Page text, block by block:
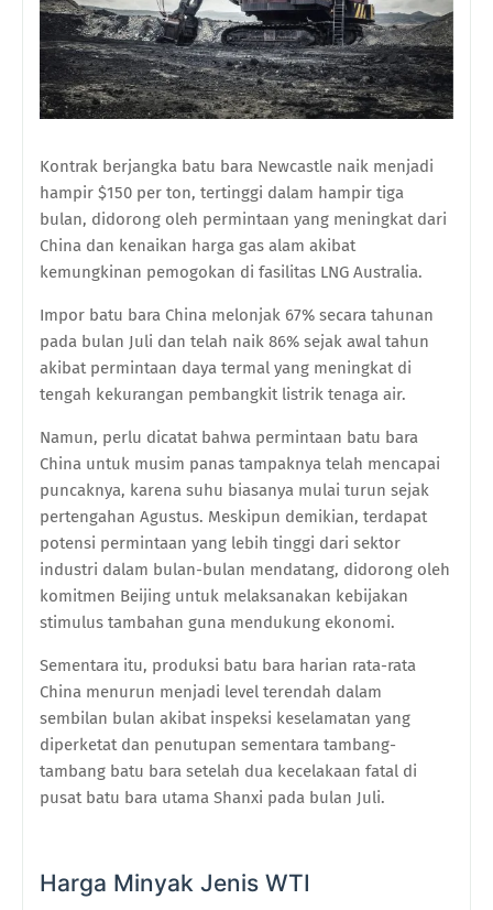
Kontrak berjangka batu bara Newcastle naik menjadi
hampir $150 per ton, tertinggi dalam hampir tiga
bulan, didorong oleh permintaan yang meningkat dari
China dan kenaikan harga gas alam akibat
kemungkinan pemogokan di fasilitas LNG Australia.
Impor batu bara China melonjak 67% secara tahunan
pada bulan Juli dan telah naik 86% sejak awal tahun
akibat permintaan daya termal yang meningkat di
tengah kekurangan pembangkit listrik tenaga air.
Namun, perlu dicatat bahwa permintaan batu bara
China untuk musim panas tampaknya telah mencapai
puncaknya, karena suhu biasanya mulai turun sejak
pertengahan Agustus. Meskipun demikian, terdapat
potensi permintaan yang lebih tinggi dari sektor
industri dalam bulan-bulan mendatang, didorong oleh
komitmen Beijing untuk melaksanakan kebijakan
stimulus tambahan guna mendukung ekonomi.
Sementara itu, produksi batu bara harian rata-rata
China menurun menjadi level terendah dalam
sembilan bulan akibat inspeksi keselamatan yang
diperketat dan penutupan sementara tambang-
tambang batu bara setelah dua kecelakaan fatal di
pusat batu bara utama Shanxi pada bulan Juli.
Harga Minyak Jenis WTI